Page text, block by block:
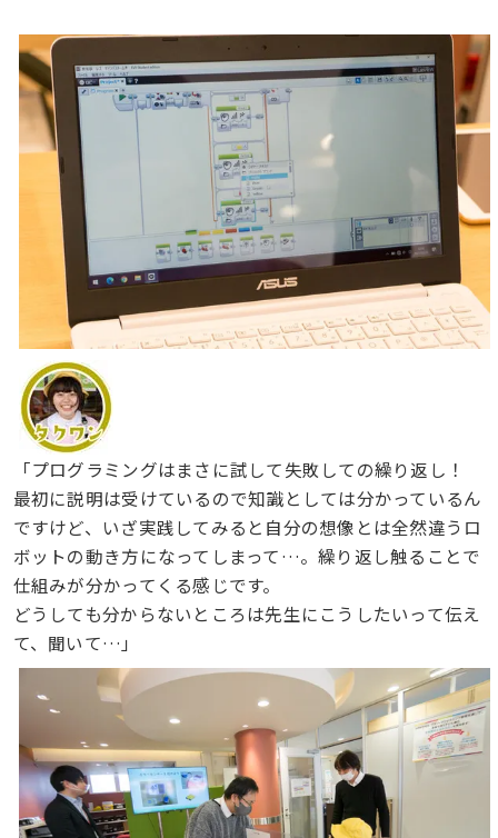
「プログラミングはまさに試して失敗しての繰り返し！
最初に説明は受けているので知識としては分かっているん
ですけど、いざ実践してみると自分の想像とは全然違うロ
ボットの動き方になってしまって…。繰り返し触ることで
仕組みが分かってくる感じです。
どうしても分からないところは先生にこうしたいって伝え
て、聞いて…」